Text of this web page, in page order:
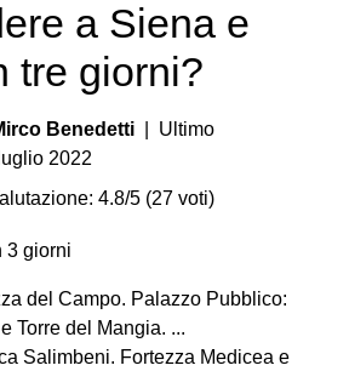
a Siena e
tre giorni?
Benedetti | Ultimo
2022
4.8/5 (27 voti)
3 giorni
del Campo. Palazzo Pubblico:
Torre del Mangia. ...
Salimbeni. Fortezza Medicea e